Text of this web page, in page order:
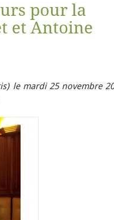
pour la
et Antoine
le mardi 25 novembre